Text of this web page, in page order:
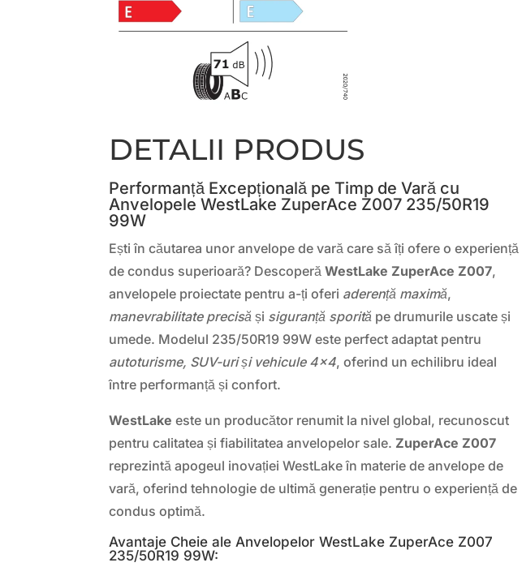
DETALII PRODUS
Performanță Excepțională pe Timp de Vară cu
Anvelopele WestLake ZuperAce Z007 235/50R19
99W
Ești în căutarea unor anvelope de vară care să îți ofere o experiență
de condus superioară? DescoperăWestLake ZuperAce Z007,
anvelopele proiectate pentru a-ți oferi aderență maximă,
manevrabilitate precisă și siguranță sporită pe drumurile uscate și
umede. Modelul 235/50R19 99W este perfect adaptat pentru
autoturisme, SUV-uri și vehicule 4×4, oferind un echilibru ideal
între performanță și confort.
WestLake este un producător renumit la nivel global, recunoscut
pentru calitatea și fiabilitatea anvelopelor sale. ZuperAce Z007
reprezintă apogeul inovației WestLake în materie de anvelope de
vară, oferind tehnologie de ultimă generație pentru o experiență de
condus optimă.
Avantaje Cheie ale Anvelopelor WestLake ZuperAce Z007
235/50R19 99W: